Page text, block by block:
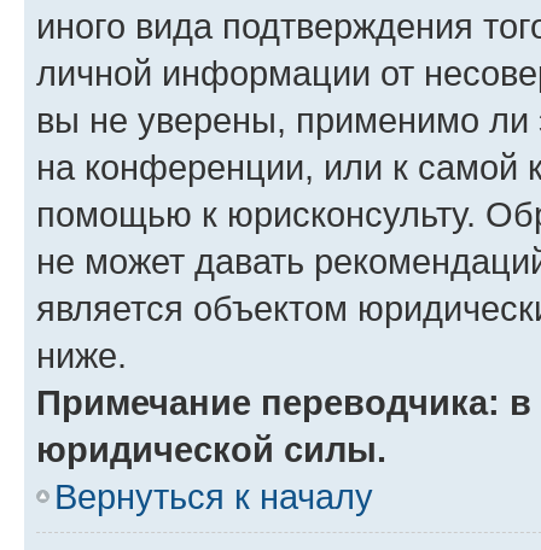
иного вида подтверждения
личной информации от
вы не уверены, применимо ли
на конференции, или к самой
помощью к юрисконсульту.
не может давать
является объектом
ниже.
Примечание переводчика:
юридической силы.
Вернуться к началу